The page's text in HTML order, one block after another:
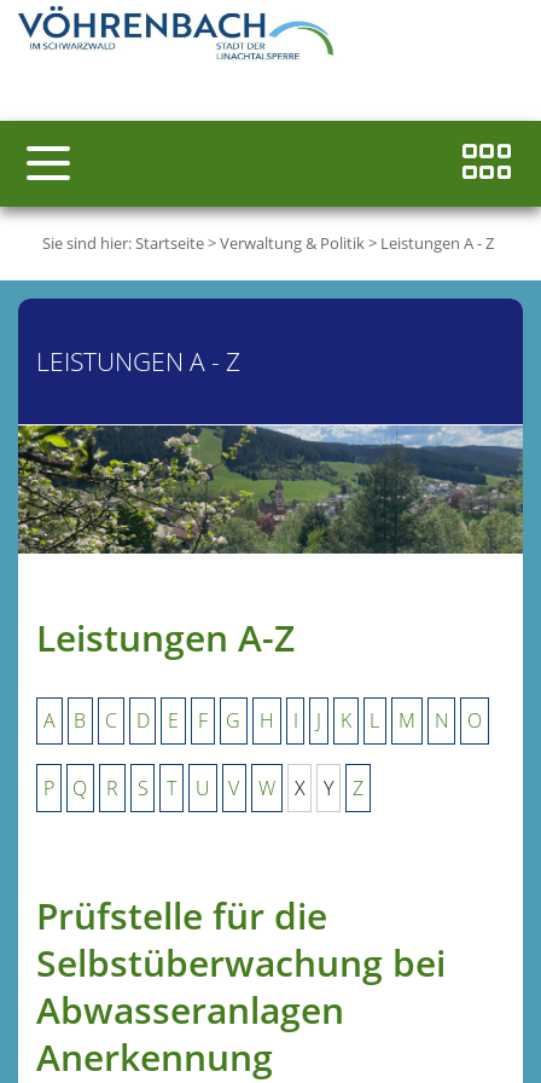
Sie sind hier:Startseite>Verwaltung & Politik> Leistungen A - Z
LEISTUNGEN A - Z
Leistungen A-Z
A B C D E F G H I J K L M N O
P Q R S T U V W X Y Z
Prüfstelle für die
Selbstüberwachung bei
Abwasseranlagen
Anerkennung